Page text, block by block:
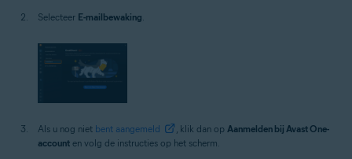
Selecteer E-mailbewaking.
Als u nog niet bent aangemeld , klik dan op Aanmelden bij Avast One-
account en volg de instructies op het scherm.